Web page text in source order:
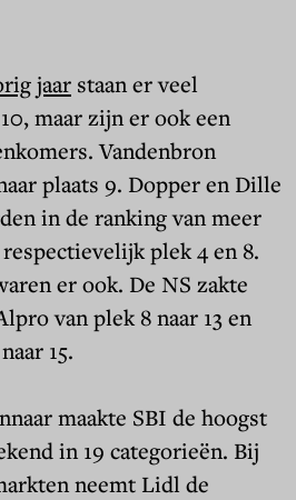
jaar staan er veel
maar zijn er ook een
Vandenbron
plaats 9. Dopper en Dille
in de ranking van meer
plek 4 en 8.
er ook. De NS zakte
van plek 8 naar 13 en
15.
maakte SBI de hoogst
in 19 categorieën. Bij
neemt Lidl de